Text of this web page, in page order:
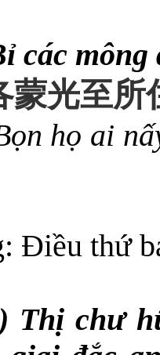
các
蒙光至所
họ ai
Điều thứ
Thị chư